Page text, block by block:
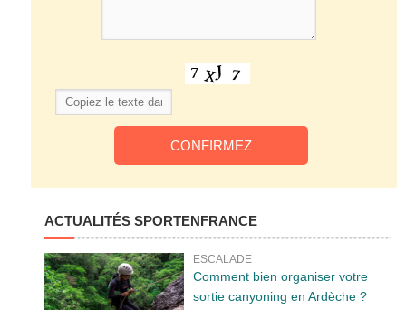
ACTUALITÉS SPORTENFRANCE
ESCALADE
Comment bien organiser votre
sortie canyoning en Ardèche ?